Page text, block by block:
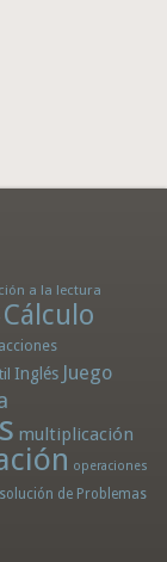
a la lectura
Cálculo
Inglés Juego
multiplicación
operaciones
de Problemas